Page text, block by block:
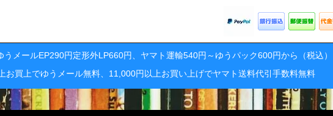
うメールEP290円定形外LP660円、ヤマト運輸540円～ゆうパック600円から（税込）
お買上でゆうメール無料、11,000円以上お買い上げでヤマト送料代引手数料無料